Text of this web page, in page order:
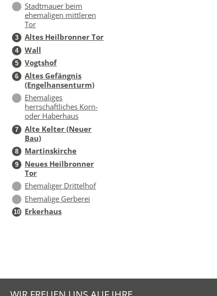
Stadtmauer beim
ehemaligen mittleren
Tor
3 Altes Heilbronner Tor
4 Wall
5 Vogtshof
6
Altes Gefängnis
(Engelhansenturm)
Ehemaliges
herrschaftliches Korn-
oder Haberhaus
7
Alte Kelter (Neuer
Bau)
8 Martinskirche
9
Neues Heilbronner
Tor
Ehemaliger Drittelhof
Ehemalige Gerberei
10 Erkerhaus